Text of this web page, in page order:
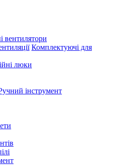
вентилятори
Комплектуючі для
люки
інструмент